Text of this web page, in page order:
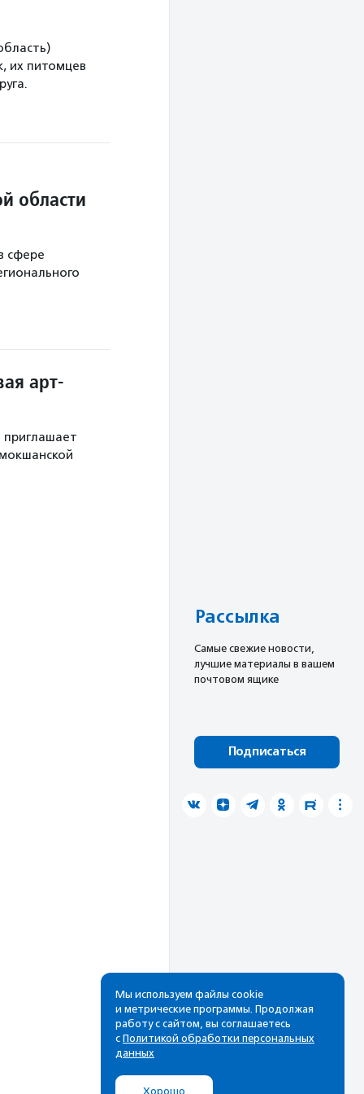
их питомцев
области
сфере
арт-
Рассылка
Cамые свежие новости,
лучшие материалы в вашем
почтовом ящике
Подписаться
Мы используем файлы cookie
и метрические программы. Продолжая
работу с сайтом, вы соглашаетесь
с Политикой обработки персональных
данных
Хорошо